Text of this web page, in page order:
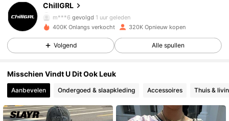
ChillGRL
m***6 gevolgd 1 uur geleden
400K Onlangs verkocht 320K Opnieuw kopen
Volgend Alle spullen
Misschien Vindt U Dit Ook Leuk
Aanbevelen Ondergoed & slaapkleding Accessoires Thuis &